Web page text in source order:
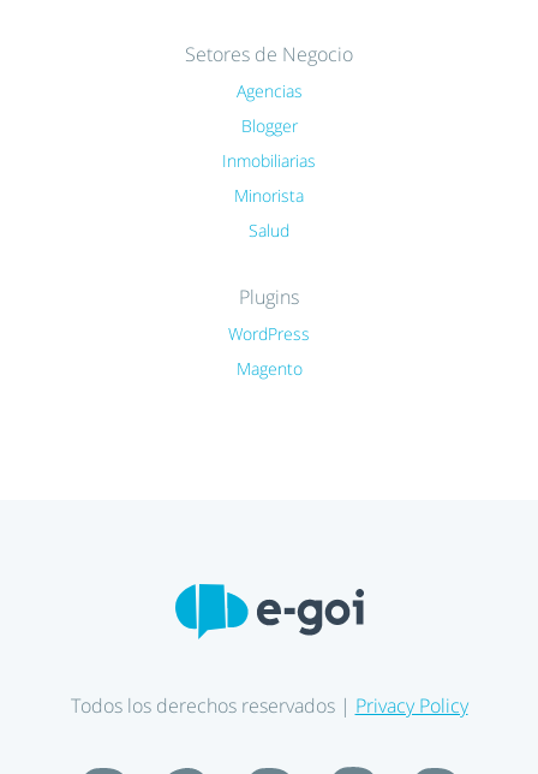
Setores de Negocio
Agencias
Blogger
Inmobiliarias
Minorista
Salud
Plugins
WordPress
Magento
Todos los derechos reservados | Privacy Policy